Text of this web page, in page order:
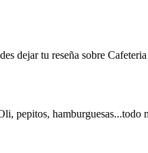
dejar tu reseña sobre
pepitos,